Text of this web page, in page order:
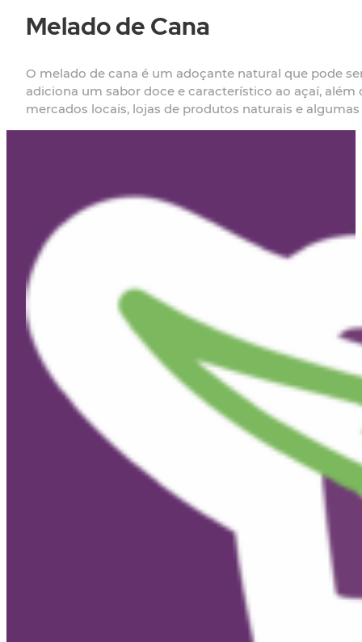
Melado de Cana
O melado de cana é um adoçante natural que pode
adiciona um sabor doce e característico ao açaí,
mercados locais, lojas de produtos naturais e